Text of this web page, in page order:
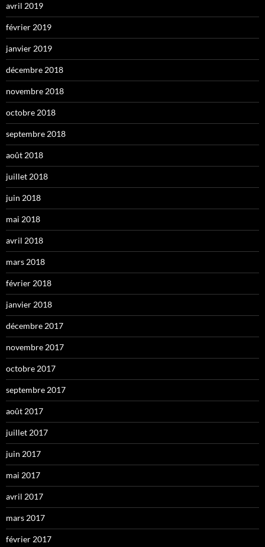
avril 2019
février 2019
janvier 2019
décembre 2018
novembre 2018
octobre 2018
septembre 2018
août 2018
juillet 2018
juin 2018
mai 2018
avril 2018
mars 2018
février 2018
janvier 2018
décembre 2017
novembre 2017
octobre 2017
septembre 2017
août 2017
juillet 2017
juin 2017
mai 2017
avril 2017
mars 2017
février 2017